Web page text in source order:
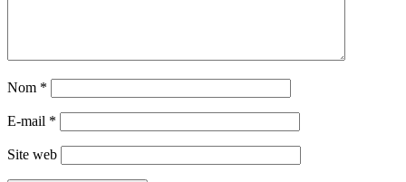
Nom *
E-mail *
Site web